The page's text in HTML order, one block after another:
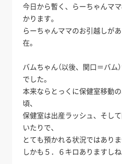
今日から暫く、らーちゃんマ
かります。
らーちゃんママのお引越しが
在。
バムちゃん（以後、関口＝バム
でした。
本来ならとっくに保健室移動
頃、
保健室は出産ラッシュ、そし
いたりで、
とても預かれる状況ではありま
しかも５．６キロありますし